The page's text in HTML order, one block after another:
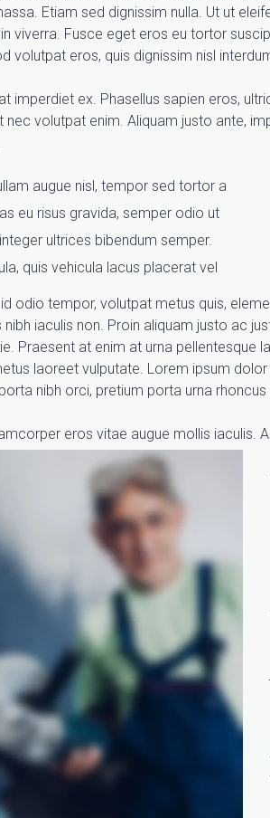
Etiam sed dignissim nulla. Ut ut
viverra. Fusce eget eros eu tortor
volutpat eros, quis dignissim nisl
imperdiet ex. Phasellus sapien eros,
nec volutpat enim. Aliquam justo ante,
augue nisl, tempor sed tortor a
eu risus gravida, semper odio ut
ultrices bibendum semper.
quis vehicula lacus placerat vel
odio tempor, volutpat metus quis,
nibh iaculis non. Proin aliquam justo ac
Praesent at enim at urna pellentesque
laoreet vulputate. Lorem ipsum
nibh orci, pretium porta urna rhoncus
eros vitae augue mollis iaculis.